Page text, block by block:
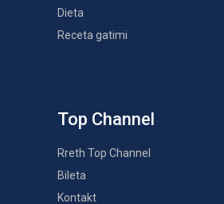
Dieta
Receta gatimi
Top Channel
Rreth Top Channel
Bileta
Kontakt